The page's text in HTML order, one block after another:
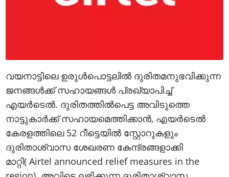
വയനാട്ടിലെ ഉരുൾപൊട്ടലിൽ ദുരിതമനുഭവിക്കുന്ന
ജനങ്ങൾക്ക് സഹായങ്ങൾ പ്രഖ്യാപിച്ച്
എയർടെൽ. ദുരിതത്തിൽപെട്ട അവിടുത്തെ
നാട്ടുകാർക്ക് സഹായമെത്തിക്കാൻ, എയർടെൽ
കേരളത്തിലെ 52 റീട്ടെയിൽ സ്റ്റോറുകളും
ദുരിതാശ്വാസ ശേഖരണ കേന്ദ്രങ്ങളാക്കി
മാറ്റി( Airtel announced relief measures in the